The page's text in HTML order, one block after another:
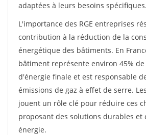
adaptées à leurs besoins spécifiques.
L'importance des RGE entreprises
contribution à la réduction de la
énergétique des bâtiments. En
bâtiment représente environ 45%
d'énergie finale et est responsable
émissions de gaz à effet de serre.
jouent un rôle clé pour réduire ces
proposant des solutions durables et
énergie.